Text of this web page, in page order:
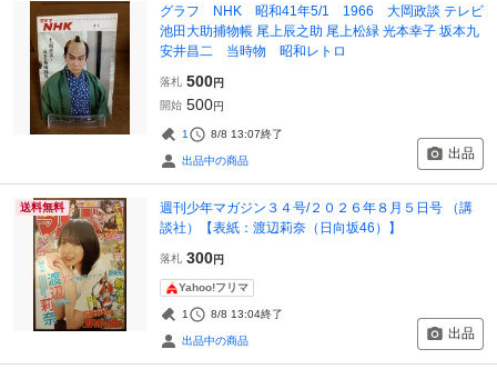
グラフ NHK 昭和41年5/1 1966 大岡政談 テレビ
池田大助捕物帳 尾上辰之助 尾上松緑 光本幸子 坂本九
安井昌二 当時物 昭和レトロ
落札 500円
開始 500円
1 8/8 13:07終了
出品中の商品 出品
送料無料
週刊少年マガジン３４号/２０２６年８月５日号 （講
談社）【表紙：渡辺莉奈（日向坂46）】
落札 300円
Yahoo!フリマ
1 8/8 13:04終了
出品中の商品 出品